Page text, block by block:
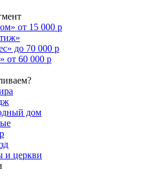
от 15 000 р
до 70 000 р
от 60 000 р
дом
и церкви